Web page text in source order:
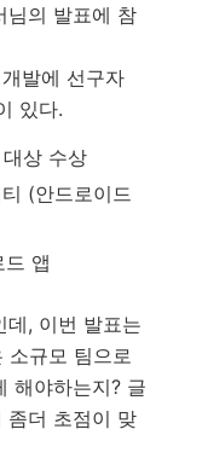
님의 발표에 참
발에 선구자
있다.
상 수상
(안드로이드
앱
데, 이번 발표는
소규모 팀으로
해야하는지? 글
좀더 초점이 맞